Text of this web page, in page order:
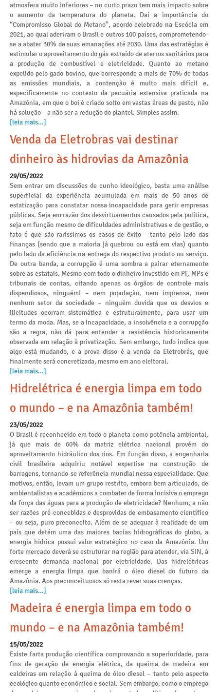
atmosfera muito inferiores – no curto prazo tem mais impacto sobre
o aumento da temperatura do planeta. Daí a importância do
“Compromisso Global do Metano”, acordo celebrado na Escócia em
2021, ao qual aderiram o Brasil e outros 100 países, comprometendo-
se a abater 30% de suas emanações até 2030. Uma das estratégias é
estimular o aproveitamento do gás extraído de aterros sanitários para
a produção de combustível e eletricidade. Quanto ao metano
expelido pelo gado bovino, que corresponde a mais de 70% de todas
as emissões mundiais, a contenção é muito mais difícil e,
especificamente no contexto da pecuária extensiva praticada na
Amazônia, em que o boi é criado solto em vastas áreas de pasto, não
há solução – a não ser a redução do plantel. Simples assim.
[leia mais...]
Venda da Eletrobras vai destinar
dinheiro às hidrovias da Amazônia
29/05/2022
Sem entrar em discussões de cunho ideológico, basta uma análise
superficial da experiência acumulada em mais de 50 anos de
estatização para constatar nossa incapacidade para gerir empresas
públicas. Seja em razão dos desvirtuamentos causados pela política,
seja em função mesmo de dificuldades administrativas e de gestão, o
fato é que são raríssimos os casos de êxito – tanto pelo lado das
finanças (sendo que a maioria já quebrou ou está em vias) quanto
pelo lado da eficiência na entrega do respectivo produto ou serviço.
De outra banda, a corrupção é uma sombra a pairar eternamente
sobre as estatais. Mesmo com todo o dinheiro investido em PF, MPs e
tribunais de contas, citando apenas os órgãos de controle mais
dispendiosos, ninguém! – nem população, nem imprensa, nem
nenhum setor da sociedade – ninguém duvida que os desvios e
ilicitudes ocorram sistemática e estruturalmente, para usar um
termo da moda. Mas, se a incapacidade, a insolvência e a corrupção
são a regra, não dá para entender a resistência historicamente
observada em relação à privatização. Sem embargo, tudo indica que
algo está mudando, e a prova disso é a venda da Eletrobrás, que
finalmente será concretizada, mesmo em ano eleitoral.
[leia mais...]
Hidrelétrica é energia limpa em todo
o mundo – e na Amazônia também!
23/05/2022
O Brasil é reconhecido em todo o planeta como potência ambiental,
já que mais de 60% da matriz elétrica nacional provém do
aproveitamento hidráulico dos rios. Em função disso, a engenharia
civil brasileira adquiriu notável expertise na construção de
barragens, tornando-se referência mundial nessa especialidade. Que
motivos, então, levam um grupo restrito, embora bem articulado, de
ambientalistas e acadêmicos a combater de forma incisiva o emprego
da força das águas para a produção de eletricidade? Nenhum, a não
ser razões pré-concebidas e desprovidas de embasamento científico
– ou seja, puro preconceito. Além de se adequar à realidade de um
país que detém uma das maiores bacias hidrográficas do globo, a
energia hídrica possui valor estratégico no caso da Amazônia. Um
forte mercado deverá se estruturar na região para atender, via SIN, à
crescente demanda nacional por eletricidade. Das hidrelétricas
emerge a energia limpa que banirá o óleo diesel do futuro da
Amazônia. Aos preconceituosos só resta rever suas crenças.
[leia mais...]
Madeira é energia limpa em todo o
mundo – e na Amazônia também!
15/05/2022
Existe farta produção científica comprovando a superioridade, para
fins de geração de energia elétrica, da queima de madeira em
caldeiras em relação à queima de óleo diesel – tanto pelo aspecto
ecológico quanto econômico e social. Sem embargo, como o emprego